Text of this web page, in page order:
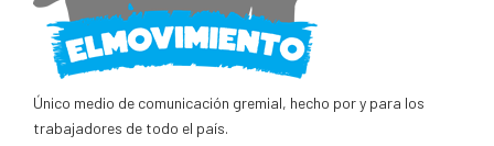
Único medio de comunicación gremial, hecho por y para los
trabajadores de todo el país.